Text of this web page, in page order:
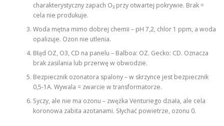
charakterystyczny zapach O₃ przy otwartej pokrywie. Brak =
cela nie produkuje.
Woda mętna mimo dobrej chemii – pH 7,2, chlor 1 ppm, a woda
opalizuje. Ozon nie utlenia.
Błąd OZ, O3, CD na panelu – Balboa: OZ. Gecko: CD. Oznacza
brak zasilania lub przerwę w obwodzie.
Bezpiecznik ozonatora spalony – w skrzynce jest bezpiecznik
0,5-1A. Wywala = zwarcie w transformatorze.
Syczy, ale nie ma ozonu – zwężka Venturiego działa, ale cela
koronowa zabita azotanami. Słychać powietrze, ozonu 0.